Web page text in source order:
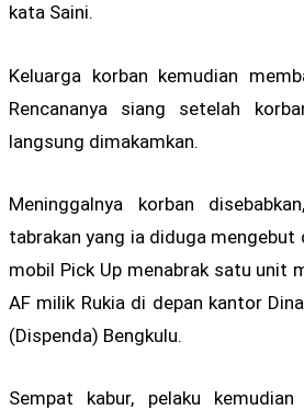
kata Saini.
Keluarga korban kemudian
Rencananya siang setelah
langsung dimakamkan.
Meninggalnya korban
tabrakan yang ia diduga mengebut
mobil Pick Up menabrak satu unit
AF milik Rukia di depan kantor
(Dispenda) Bengkulu.
Sempat kabur, pelaku